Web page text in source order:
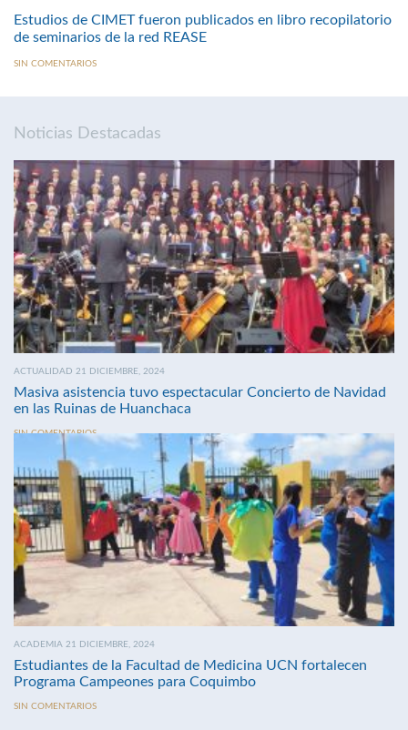
Estudios de CIMET fueron publicados en libro recopilatorio
de seminarios de la red REASE
SIN COMENTARIOS
Noticias Destacadas
ACTUALIDAD 21 DICIEMBRE, 2024
Masiva asistencia tuvo espectacular Concierto de Navidad
en las Ruinas de Huanchaca
SIN COMENTARIOS
ACADEMIA 21 DICIEMBRE, 2024
Estudiantes de la Facultad de Medicina UCN fortalecen
Programa Campeones para Coquimbo
SIN COMENTARIOS